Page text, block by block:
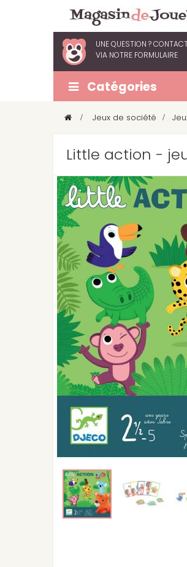
UNE QUESTION ?
VIA NOTRE FORMULAIRE
Catégories
> Jeux de société >
Little action -